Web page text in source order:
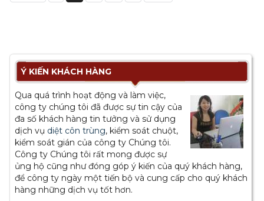
Ý KIẾN KHÁCH HÀNG
Qua quá trình hoạt động và làm việc,
công ty chúng tôi đã được sự tin cậy của
đa số khách hàng tin tưởng và sử dụng
dịch vụ diệt côn trùng, kiểm soát chuột,
kiểm soát gián của công ty Chúng tôi.
Công ty Chúng tôi rất mong được sự
ủng hộ cũng như đóng góp ý kiến của quý khách hàng,
để công ty ngày một tiến bộ và cung cấp cho quý khách
hàng những dịch vụ tốt hơn.